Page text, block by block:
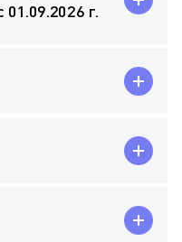
01.09.2026 г.